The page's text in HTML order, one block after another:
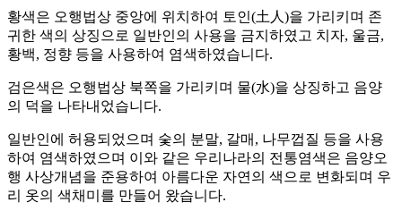
황색은 오행법상 중앙에 위치하여 토인(土人)을 가리키며 존
귀한 색의 상징으로 일반인의 사용을 금지하였고 치자, 울금,
황백, 정향 등을 사용하여 염색하였습니다.
검은색은 오행법상 북쪽을 가리키며 물(水)을 상징하고 음양
의 덕을 나타내었습니다.
일반인에 허용되었으며 숯의 분말, 갈매, 나무껍질 등을 사용
하여 염색하였으며 이와 같은 우리나라의 전통염색은 음양오
행 사상개념을 준용하여 아름다운 자연의 색으로 변화되며 우
리 옷의 색채미를 만들어 왔습니다.